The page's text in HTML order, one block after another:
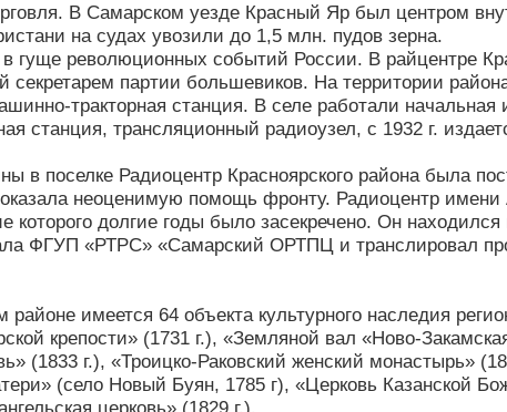
В Самарском уезде Красный Яр был центром
на судах увозили до 1,5 млн. пудов зерна.
гуще революционных событий России. В райцентре
партии большевиков. На территории
тракторная станция. В селе работали
станция, трансляционный радиоузел, с 1932 г.
в поселке Радиоцентр Красноярского района была
оказала неоценимую помощь фронту. Радиоцентр
которого долгие годы было засекречено. Он
ФГУП «РТРС» «Самарский ОРТПЦ и транслировал
имеется 64 объекта культурного наследия
крепости» (1731 г.), «Земляной вал «Ново-
(1833 г.), «Троицко-Раковский женский монастырь»
(село Новый Буян, 1785 г), «Церковь Казанской
церковь» (1829 г.).